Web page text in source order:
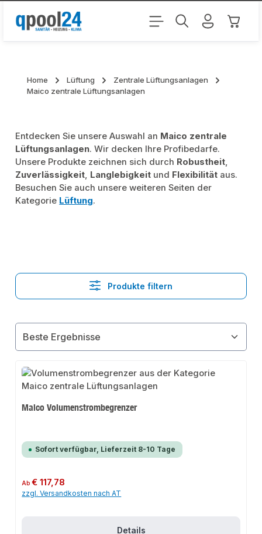
Zum Hauptinhalt springen
Home Lüftung
Zentrale Lüftungsanlagen
Maico zentrale Lüftungsanlagen
Entdecken Sie unsere Auswahl an Maico zentrale
Lüftungsanlagen. Wir decken Ihre Profibedarfe.
Unsere Produkte zeichnen sich durch Robustheit,
Zuverlässigkeit, Langlebigkeit und Flexibilität aus.
Besuchen Sie auch unsere weiteren Seiten der
Kategorie Lüftung.
Produkte filtern
Maico Volumenstrombegrenzer
Sofort verfügbar, Lieferzeit 8-10 Tage
Regulärer Preis:
Ab€ 117,78
zzgl. Versandkosten nach AT
Details